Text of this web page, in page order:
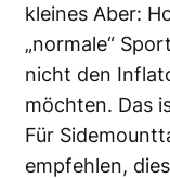
kleines Aber:
„normale“
nicht den
möchten. Das
Für
empfehlen,